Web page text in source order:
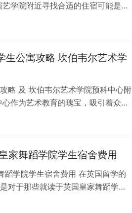
学院附近寻找合适的住宿可能是留
完成…
生公寓攻略 坎伯韦尔艺术学
略 及 坎伯韦尔艺术学院预科中心附
作为艺术教育的瑰宝，吸引着众多
家舞蹈学院学生宿舍费用
蹈学院学生宿舍费用 在英国留学的
对于那些就读于英国皇家舞蹈学院